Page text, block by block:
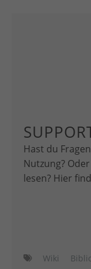
Hast du
Nutzung?
lesen? Hier
Wiki